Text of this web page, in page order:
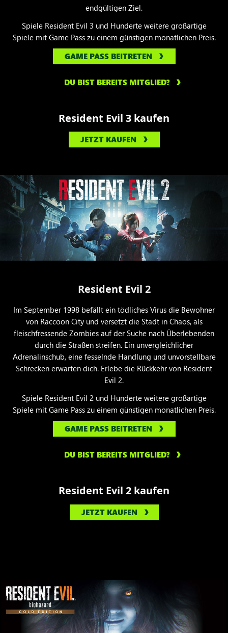
endgültigen Ziel.
Spiele Resident Evil 3 und Hunderte weitere großartige
Spiele mit Game Pass zu einem günstigen monatlichen Preis.
GAME PASS BEITRETEN
DU BIST BEREITS MITGLIED?
Resident Evil 3 kaufen
JETZT KAUFEN
Resident Evil 2
Im September 1998 befällt ein tödliches Virus die Bewohner
von Raccoon City und versetzt die Stadt in Chaos, als
fleischfressende Zombies auf der Suche nach Überlebenden
durch die Straßen streifen. Ein unvergleichlicher
Adrenalinschub, eine fesselnde Handlung und unvorstellbare
Schrecken erwarten dich. Erlebe die Rückkehr von Resident
Evil 2.
Spiele Resident Evil 2 und Hunderte weitere großartige
Spiele mit Game Pass zu einem günstigen monatlichen Preis.
GAME PASS BEITRETEN
DU BIST BEREITS MITGLIED?
Resident Evil 2 kaufen
JETZT KAUFEN